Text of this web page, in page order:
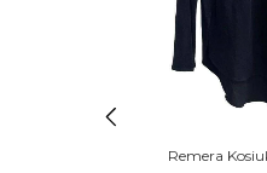
Remera